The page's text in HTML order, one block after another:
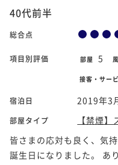
40代前半
総合点
項目別評価 部屋 5
接客・サー
宿泊日 2019年3
部屋タイプ
【禁煙
皆さまの応対も良く、気
誕生日になりました。 あ